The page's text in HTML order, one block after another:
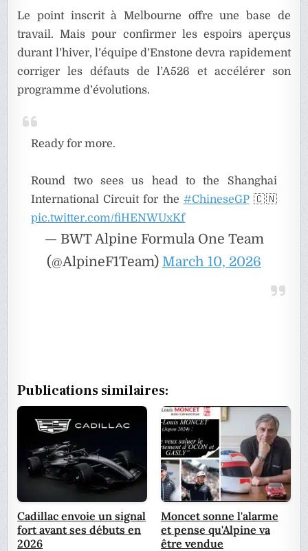
Le point inscrit à Melbourne offre une base de
travail. Mais pour confirmer les espoirs aperçus
durant l’hiver, l’équipe d’Enstone devra rapidement
corriger les défauts de l’A526 et accélérer son
programme d’évolutions.
Ready for more.
Round two sees us head to the Shanghai
International Circuit for the #ChineseGP🇨🇳
pic.twitter.com/fiHENWUxKf
— BWT Alpine Formula One Team
(@AlpineF1Team) March 10, 2026
Publications similaires:
Cadillac envoie un signal
fort avant ses débuts en
2026
Moncet sonne l'alarme
et pense qu'Alpine va
être vendue